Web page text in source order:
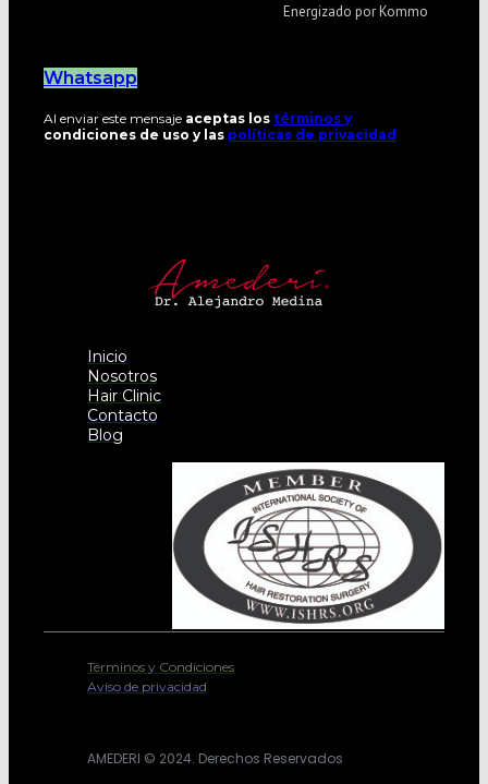
Whatsapp
Al enviar este mensaje aceptas los términos y
condiciones de uso y las políticas de privacidad
Inicio
Nosotros
Hair Clinic
Contacto
Blog
Términos y Condiciones
Aviso de privacidad
AMEDERI © 2024. Derechos Reservados